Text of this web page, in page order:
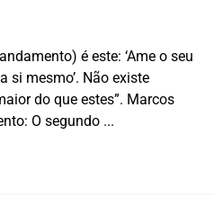
é este: ‘Ame o seu
si mesmo’. Não existe
do que estes”. Marcos
O segundo